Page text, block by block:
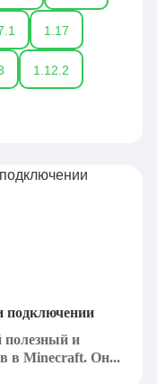
1.17
1.12.2
подключении
полезный и
в Minecraft. Он...